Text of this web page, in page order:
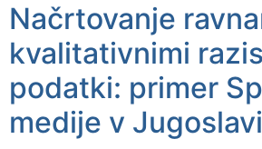
Načrtovanje
kvalitativnimi
podatki: primer
medije v